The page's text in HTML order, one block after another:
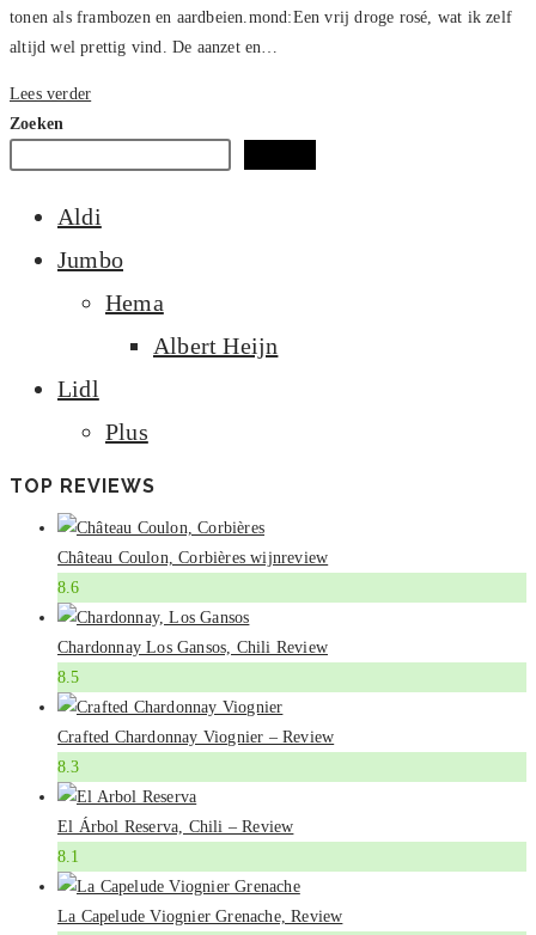
tonen als frambozen en aardbeien.mond:Een vrij droge rosé, wat ik zelf
altijd wel prettig vind. De aanzet en…
Lees verderJamies
Zoeken
Aldi
Jumbo
Hema
Albert Heijn
Lidl
Plus
TOP REVIEWS
Château Coulon, Corbières wijnreview
8.6
Chardonnay Los Gansos, Chili Review
8.5
Crafted Chardonnay Viognier – Review
8.3
El Árbol Reserva, Chili – Review
8.1
La Capelude Viognier Grenache, Review